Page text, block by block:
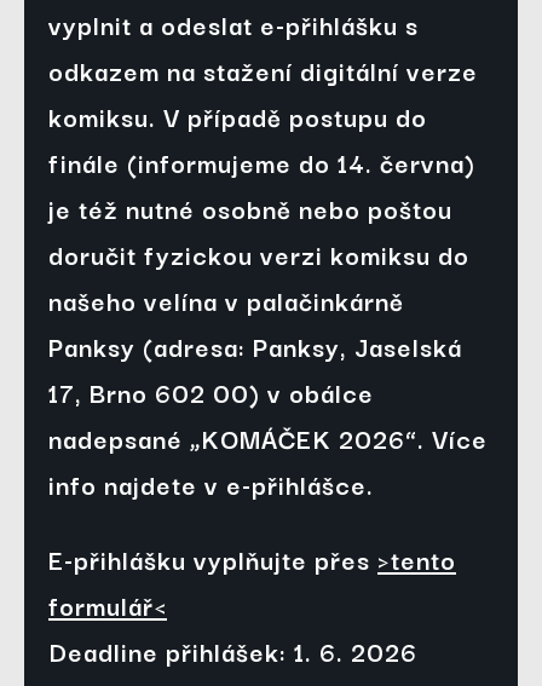
vyplnit a odeslat e-přihlášku s
odkazem na stažení digitální verze
komiksu. V případě postupu do
finále (informujeme do 14. června)
je též nutné osobně nebo poštou
doručit fyzickou verzi komiksu do
našeho velína v palačinkárně
Panksy (adresa: Panksy, Jaselská
17, Brno 602 00) v obálce
nadepsané „KOMÁČEK 2026“. Více
info najdete v e-přihlášce.
E-přihlášku vyplňujte přes >tento
formulář<
Deadline přihlášek: 1. 6. 2026